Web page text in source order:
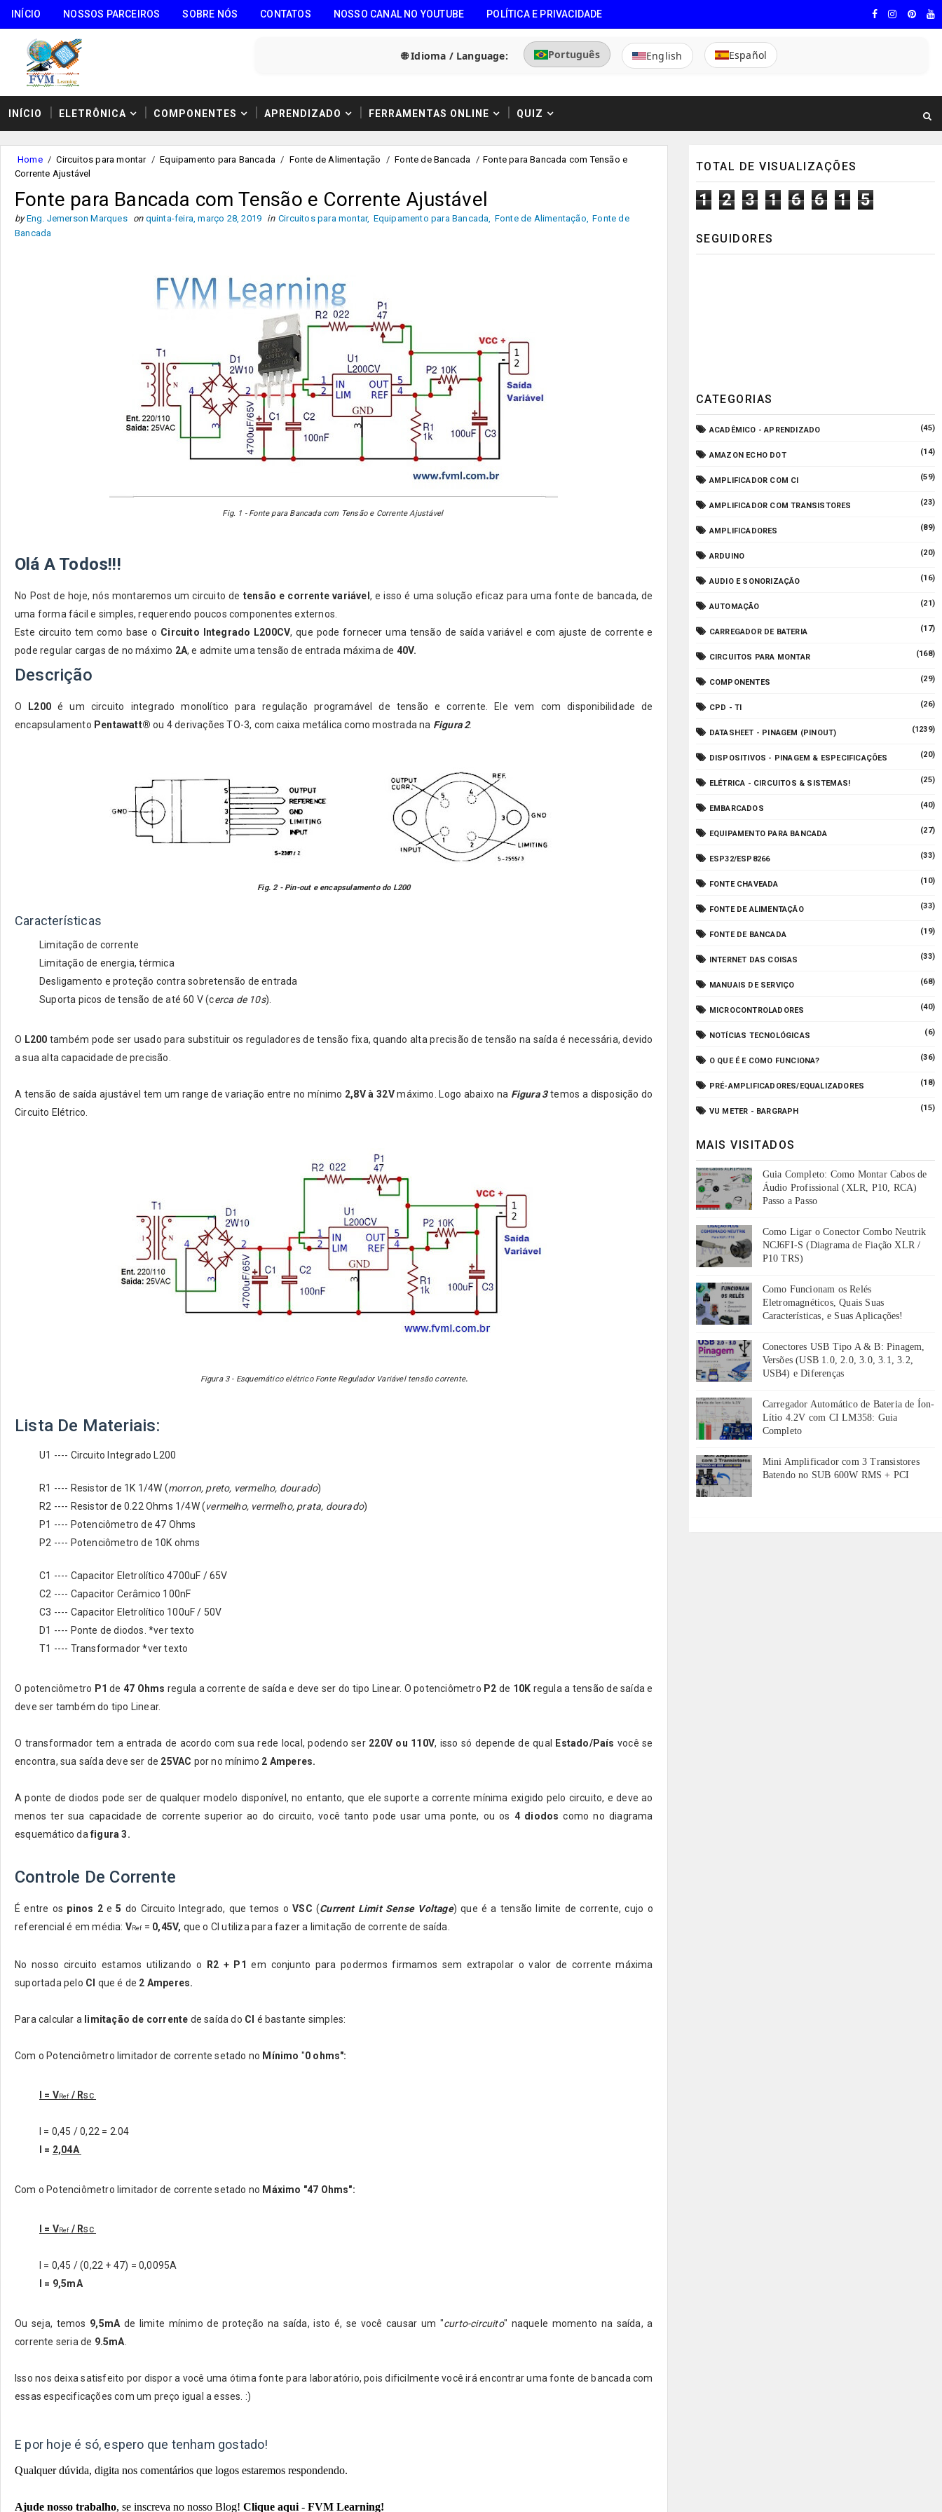
INÍCIO NOSSOS PARCEIROS SOBRE NÓS CONTATOS NOSSO CANAL NO YOUTUBE POLÍTICA E PRIVACIDADE
🌐 Idioma / Language: Português English Español
INÍCIO ELETRÔNICA COMPONENTES APRENDIZADO FERRAMENTAS ONLINE QUIZ
Home / Circuitos para montar / Equipamento para Bancada / Fonte de Alimentação / Fonte de Bancada / Fonte para Bancada com Tensão e
Corrente Ajustável
Fonte para Bancada com Tensão e Corrente Ajustável
by Eng. Jemerson Marques on quinta-feira, março 28, 2019 in Circuitos para montar, Equipamento para Bancada, Fonte de Alimentação, Fonte de
Bancada
Fig. 1 - Fonte para Bancada com Tensão e Corrente Ajustável
Olá A Todos!!!
No Post de hoje, nós montaremos um circuito de tensão e corrente variável , e isso é uma solução eficaz para uma fonte de bancada, de
uma forma fácil e simples, requerendo poucos componentes externos.
Este circuito tem como base o Circuito Integrado L200CV, que pode fornecer uma tensão de saída variável e com ajuste de corrente e
pode regular cargas de no máximo 2A, e admite uma tensão de entrada máxima de 40V.
Descrição
O L200é um circuito integrado monolítico para regulação programável de tensão e corrente. Ele vem com disponibilidade de
encapsulamento Pentawatt® ou 4 derivações TO-3, com caixa metálica como mostrada na Figura 2.
Fig. 2 - Pin-out e encapsulamento do L200
Características
Limitação de corrente
Limitação de energia, térmica
Desligamento e proteção contra sobretensão de entrada
Suporta picos de tensão de até 60 V (cerca de 10s).
O L200 também pode ser usado para substituir os reguladores de tensão fixa, quando alta precisão de tensão na saída é necessária, devido
a sua alta capacidade de precisão.
A tensão de saída ajustável tem um range de variação entre no mínimo 2,8V à 32Vmáximo. Logo abaixo na Figura 3temos a disposição do
Circuito Elétrico.
Figura 3 - Esquemático elétrico Fonte Regulador Variável tensão corrente.
Lista De Materiais:
U1 ---- Circuito Integrado L200
R1 ---- Resistor de 1K 1/4W (morron, preto, vermelho, dourado)
R2 ---- Resistor de 0.22 Ohms 1/4W (vermelho, vermelho, prata, dourado)
P1 ---- Potenciômetro de 47 Ohms
P2 ---- Potenciômetro de 10K ohms
C1 ---- Capacitor Eletrolítico 4700uF / 65V
C2 ---- Capacitor Cerâmico 100nF
C3 ---- Capacitor Eletrolítico 100uF / 50V
D1 ---- Ponte de diodos. *ver texto
T1 ---- Transformador *ver texto
O potenciômetro P1de 47 Ohms regula a corrente de saída e deve ser do tipo Linear. O potenciômetro P2 de 10K regula a tensão de saída e
deve ser também do tipo Linear.
O transformador tem a entrada de acordo com sua rede local, podendo ser 220V ou 110V, isso só depende de qual Estado/País você se
encontra, sua saída deve ser de 25VAC por no mínimo 2 Amperes.
A ponte de diodos pode ser de qualquer modelo disponível, no entanto, que ele suporte a corrente mínima exigido pelo circuito, e deve ao
menos ter sua capacidade de corrente superior ao do circuito, você tanto pode usar uma ponte, ou os 4 diodos como no diagrama
esquemático da figura 3.
Controle De Corrente
É entre os pinos 2e5 do Circuito Integrado, que temos oVSC (Current Limit Sense Voltage) que é a tensão limite de corrente, cujo o
referencial é em média: VRef= 0,45V, que o CI utiliza para fazer a limitação de corrente de saída.
No nosso circuito estamos utilizando o R2 + P1 em conjunto para podermos firmamos sem extrapolar o valor de corrente máxima
suportada pelo CI que é de 2 Amperes.
Para calcular a limitação de corrente de saída do CI é bastante simples:
Com o Potenciômetro limitador de corrente setado no Mínimo "0 ohms":
I = VRef / Rsc
I = 0,45 / 0,22 = 2.04
I = 2,04A
Com o Potenciômetro limitador de corrente setado no Máximo "47 Ohms":
I = VRef / Rsc
I = 0,45 / (0,22 + 47) = 0,0095A
I = 9,5mA
Ou seja, temos 9,5mA de limite mínimo de proteção na saída, isto é, se você causar um "curto-circuito" naquele momento na saída, a
corrente seria de 9.5mA
Isso nos deixa satisfeito por dispor a você uma ótima fonte para laboratório, pois dificilmente você irá encontrar uma fonte de bancada com
essas especificações com um preço igual a esses. :)
E por hoje é só, espero que tenham gostado!
Qualquer dúvida, digita nos comentários que logos estaremos respondendo.
Ajude nosso trabalho, se inscreva no nosso Blog! Clique aqui - FVM Learning!
TOTAL DE VISUALIZAÇÕES
1 2 3 1 6 6 1 5
SEGUIDORES
CATEGORIAS
ACADÊMICO - APRENDIZADO (45)
AMAZON ECHO DOT (14)
AMPLIFICADOR COM CI (59)
AMPLIFICADOR COM TRANSISTORES (23)
AMPLIFICADORES (89)
ARDUINO (20)
AUDIO E SONORIZAÇÃO (16)
AUTOMAÇÃO (21)
CARREGADOR DE BATERIA (17)
CIRCUITOS PARA MONTAR (168)
COMPONENTES (29)
CPD - TI (26)
DATASHEET - PINAGEM (PINOUT) (1239)
DISPOSITIVOS - PINAGEM & ESPECIFICAÇÕES (20)
ELÉTRICA - CIRCUITOS & SISTEMAS! (25)
EMBARCADOS (40)
EQUIPAMENTO PARA BANCADA (27)
ESP32/ESP8266 (33)
FONTE CHAVEADA (10)
FONTE DE ALIMENTAÇÃO (33)
FONTE DE BANCADA (19)
INTERNET DAS COISAS (33)
MANUAIS DE SERVIÇO (68)
MICROCONTROLADORES (40)
NOTÍCIAS TECNOLÓGICAS (6)
O QUE É E COMO FUNCIONA? (36)
PRÉ-AMPLIFICADORES/EQUALIZADORES (18)
VU METER - BARGRAPH (15)
MAIS VISITADOS
Guia Completo: Como Montar Cabos de
Áudio Profissional (XLR, P10, RCA)
Passo a Passo
Como Ligar o Conector Combo Neutrik
NCJ6FI-S (Diagrama de Fiação XLR /
P10 TRS)
Como Funcionam os Relés
Eletromagnéticos, Quais Suas
Características, e Suas Aplicações!
Conectores USB Tipo A & B: Pinagem,
Versões (USB 1.0, 2.0, 3.0, 3.1, 3.2,
USB4) e Diferenças
Carregador Automático de Bateria de Íon-
Lítio 4.2V com CI LM358: Guia
Completo
Mini Amplificador com 3 Transistores
Batendo no SUB 600W RMS + PCI